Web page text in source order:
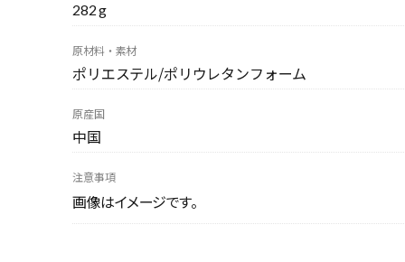
282 g
原材料・素材
ポリエステル/ポリウレタンフォーム
原産国
中国
注意事項
画像はイメージです。